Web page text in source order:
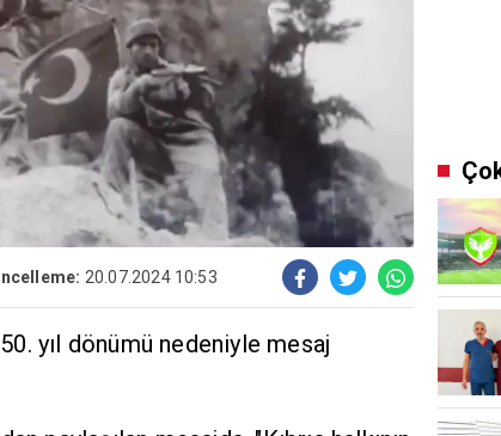
20.07.2024 10:53
yıl dönümü nedeniyle mesaj